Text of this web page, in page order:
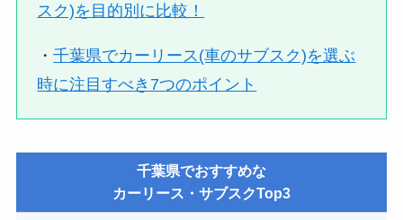
スク)を目的別に比較！
・千葉県でカーリース(車のサブスク)を選ぶ
時に注目すべき7つのポイント
千葉県でおすすめな
カーリース・サブスクTop3